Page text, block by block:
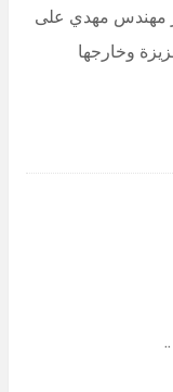
مهندس مهدي على
وخارجها